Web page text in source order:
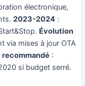
électronique,
2023-2024:
Évolution
via mises à jour OTA
recommandé :
si budget serré.